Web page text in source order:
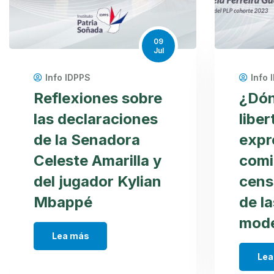
09
Jul
Info IDPPS
Reflexiones sobre
las declaraciones
de la Senadora
Celeste Amarilla y
del jugador Kylian
Mbappé
Lea más
Info
de